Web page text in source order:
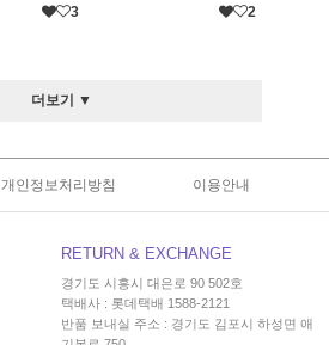
3 2
더보기 ▼
개인정보처리방침 이용안내
RETURN & EXCHANGE
경기도 시흥시 대은로 90 502호
택배사 : 롯데택배 1588-2121
반품 보내실 주소 : 경기도 김포시 하성면 애